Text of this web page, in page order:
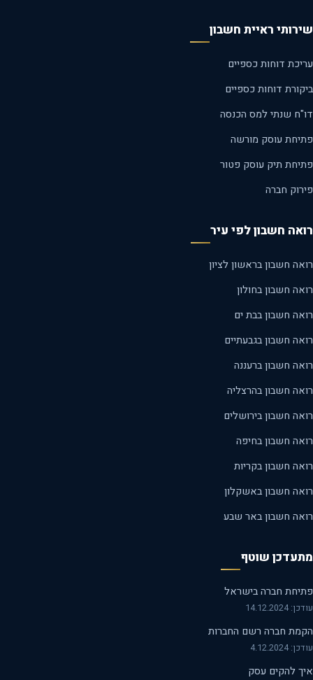
שירותי ראיית חשבון
עריכת דוחות כספיים
ביקורת דוחות כספיים
דו"ח שנתי למס הכנסה
פתיחת עוסק מורשה
פתיחת תיק עוסק פטור
פירוק חברה
רואה חשבון לפי עיר
רואה חשבון בראשון לציון
רואה חשבון בחולון
רואה חשבון בבת ים
רואה חשבון בגבעתיים
רואה חשבון ברעננה
רואה חשבון בהרצליה
רואה חשבון בירושלים
רואה חשבון בחיפה
רואה חשבון בקריות
רואה חשבון באשקלון
רואה חשבון באר שבע
מתעדכן שוטף
פתיחת חברה בישראל
עודכן: 14.12.2024
הקמת חברה רשם החברות
עודכן: 4.12.2024
איך להקים עסק